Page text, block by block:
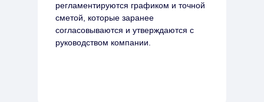
регламентируются графиком и точной
сметой, которые заранее
согласовываются и утверждаются с
руководством компании.